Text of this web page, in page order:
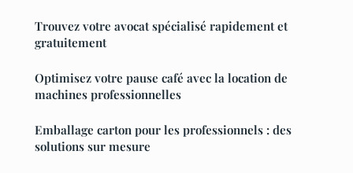
Trouvez votre avocat spécialisé rapidement et
gratuitement
Optimisez votre pause café avec la location de
machines professionnelles
Emballage carton pour les professionnels : des
solutions sur mesure